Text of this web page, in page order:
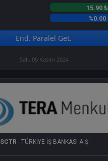
15.90 ₺
%0.00
End. Paralel Get.
Salı, 05 Kasım 2024
ISCTR - TÜRKİYE İŞ BANKASI A.Ş.